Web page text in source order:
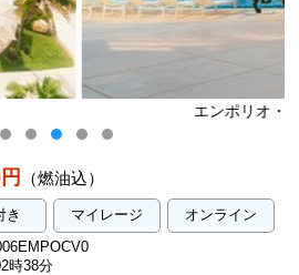
ポリオ・カンクン／イメージ
（燃油込）
き マイレージ
オンライン
時38分